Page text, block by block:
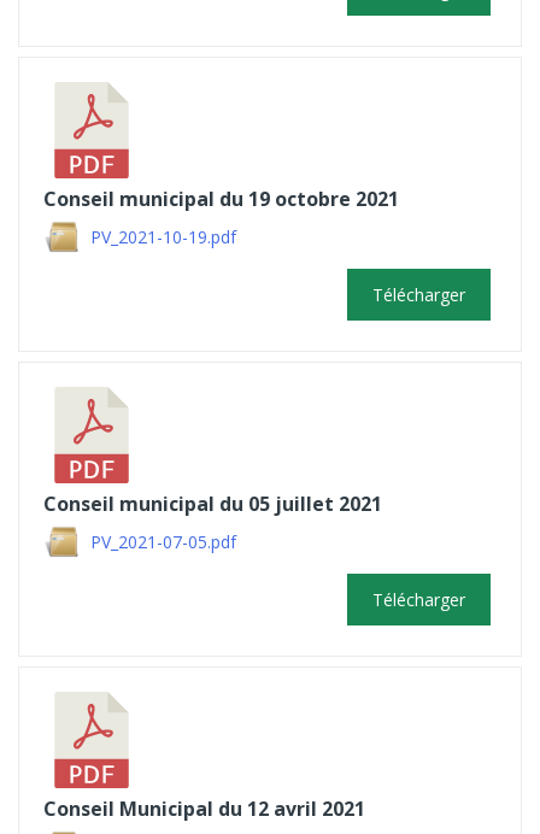
Conseil municipal du 19 octobre 2021
PV_2021-10-19.pdf
Télécharger
Conseil municipal du 05 juillet 2021
PV_2021-07-05.pdf
Télécharger
Conseil Municipal du 12 avril 2021